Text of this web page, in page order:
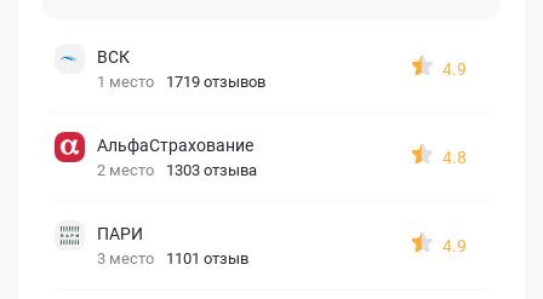
ВСК
1 место 1719 отзывов
4.9
АльфаСтрахование
2 место 1303 отзыва
4.8
ПАРИ
3 место 1101 отзыв
4.9